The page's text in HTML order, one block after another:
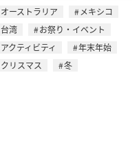
オーストラリア
メキシコ
台湾
お祭り・イベント
アクティビティ
年末年始
クリスマス
冬